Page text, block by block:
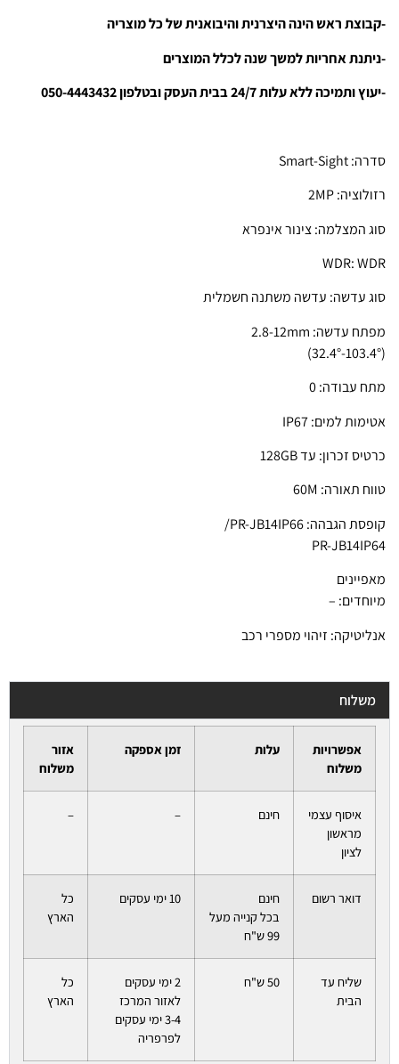
-קבוצת ראש הינה היצרנית והיבואנית של כל מוצריה
-ניתנת אחריות למשך שנה לכלל המוצרים
-יעוץ ותמיכה ללא עלות 24/7 בבית העסק ובטלפון 050-4443432
סדרה: Smart-Sight
רזולוציה: 2MP
סוג המצלמה: צינור אינפרא
WDR: WDR
סוג עדשה: עדשה משתנה חשמלית
מפתח עדשה: 2.8-12mm
(103.4°-32.4°)
מתח עבודה: 0
אטימות למים: IP67
כרטיס זכרון: עד 128GB
טווח תאורה: 60M
קופסת הגבהה: PR-JB14IP66/
PR-JB14IP64
מאפיינים
מיוחדים: –
אנליטיקה: זיהוי מספרי רכב
משלוח
אפשרויות
משלוח
עלות זמן אספקה
אזור
משלוח
איסוף עצמי
מראשון
לציון
חינם –
–
דואר רשום
חינם
בכל קנייה מעל
99 ש"ח
10 ימי עסקים
כל
הארץ
שליח עד
הבית
50 ש"ח
2 ימי עסקים
לאזור המרכז
3-4 ימי עסקים
לפרפריה
כל
הארץ